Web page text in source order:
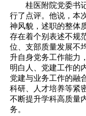
桂医附院党委书记
行了点评。他说，本
神风貌，述职的整体
存在着个别表述不规
位、支部质量发展不
升自身党务工作能力
明白人、党建工作的
党建与业务工作的融
科研、人才培养等紧
不断提升学科高质量
务。